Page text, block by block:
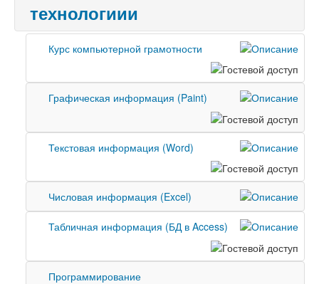
технологиии
Курс компьютерной грамотности
Графическая информация (Paint)
Текстовая информация (Word)
Числовая информация (Excel)
Табличная информация (БД в Access)
Программирование